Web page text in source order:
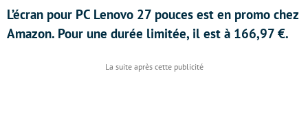
L’écran pour PC Lenovo 27 pouces est en promo chez
Amazon. Pour une durée limitée, il est à 166,97 €.